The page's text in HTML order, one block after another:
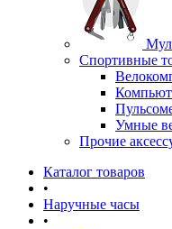
Спортивные
Умные
Прочие
Каталог товаров
•
Наручные часы
•